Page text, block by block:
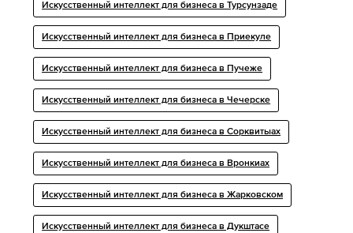
Искусственный интеллект для бизнеса в Турсунзаде
Искусственный интеллект для бизнеса в Приекуле
Искусственный интеллект для бизнеса в Пучеже
Искусственный интеллект для бизнеса в Чечерске
Искусственный интеллект для бизнеса в Сорквитыах
Искусственный интеллект для бизнеса в Вронкиах
Искусственный интеллект для бизнеса в Жарковском
Искусственный интеллект для бизнеса в Дукштасе